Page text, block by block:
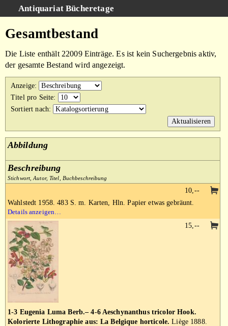
Antiquariat Bücheretage
Gesamtbestand
Warenkorb
AGB
Gesamtbestand
Die Liste enthält 22009 Einträge. Es ist kein Suchergebnis aktiv,
der gesamte Bestand wird angezeigt.
Anzeige:
Titel pro Seite:
Sortiert nach:
Abbildung
Beschreibung
Stichwort, Autor, Titel, Buchbeschreibung
Wahlstedt 1958. 483 S. m. Karten, Hln. Papier etwas gebräunt.
Details anzeigen…
10,--
1-3 Eugenia Luma Berb.– 4-6 Aeschynanthus tricolor Hook.
Kolorierte Lithographie aus: La Belgique horticole. Liège 1888.
15,--